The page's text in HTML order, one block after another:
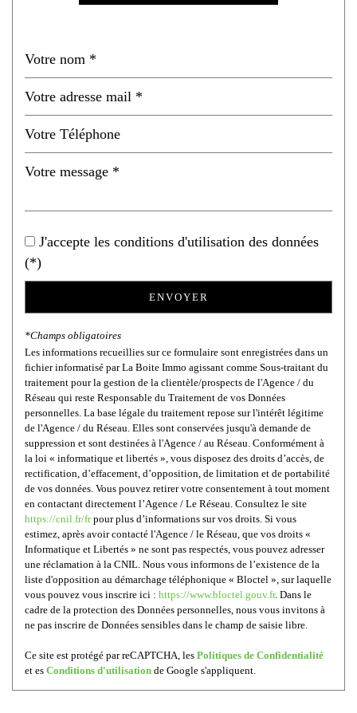
Taxe foncière
28,34 %
Habitants de moins de 25 ans
Habitants de 25 à 55 ans
Habitants de plus de 55 ans
35,02 %
Nombre d'enfants par famille
Appartements
55,82 %
J'accepte les conditions d'utilisation des données
(*)
ENVOYER
*Champs obligatoires
Les informations recueillies sur ce formulaire sont enregistrées dans un
fichier informatisé par La Boite Immo agissant comme Sous-traitant du
traitement pour la gestion de la clientèle/prospects de l'Agence / du
Réseau qui reste Responsable du Traitement de vos Données
personnelles. La base légale du traitement repose sur l'intérêt légitime
de l'Agence / du Réseau. Elles sont conservées jusqu'à demande de
suppression et sont destinées à l'Agence / au Réseau. Conformément à
la loi « informatique et libertés », vous disposez des droits d’accès, de
rectification, d’effacement, d’opposition, de limitation et de portabilité
de vos données. Vous pouvez retirer votre consentement à tout moment
en contactant directement l’Agence / Le Réseau. Consultez le site
https://cnil.fr/frpour plus d’informations sur vos droits. Si vous
estimez, après avoir contacté l'Agence / le Réseau, que vos droits «
Informatique et Libertés » ne sont pas respectés, vous pouvez adresser
une réclamation à la CNIL. Nous vous informons de l’existence de la
liste d'opposition au démarchage téléphonique « Bloctel », sur laquelle
vous pouvez vous inscrire ici : https://www.bloctel.gouv.fr. Dans le
cadre de la protection des Données personnelles, nous vous invitons à
ne pas inscrire de Données sensibles dans le champ de saisie libre.
Ce site est protégé par reCAPTCHA, les Politiques de Confidentialité
et es Conditions d'utilisation de Google s'appliquent.